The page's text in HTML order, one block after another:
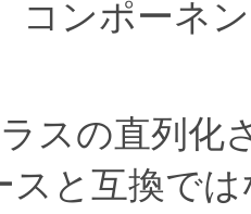
コンポーネ
スの直列化
と互換で